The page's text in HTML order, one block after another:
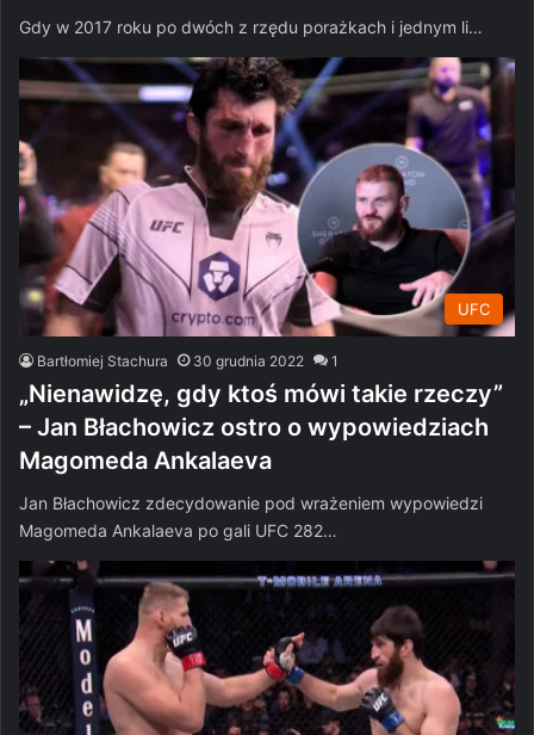
Gdy w 2017 roku po dwóch z rzędu porażkach i jednym li…
UFC
Bartłomiej Stachura 30 grudnia 2022 1
„Nienawidzę, gdy ktoś mówi takie rzeczy”
– Jan Błachowicz ostro o wypowiedziach
Magomeda Ankalaeva
Jan Błachowicz zdecydowanie pod wrażeniem wypowiedzi
Magomeda Ankalaeva po gali UFC 282…